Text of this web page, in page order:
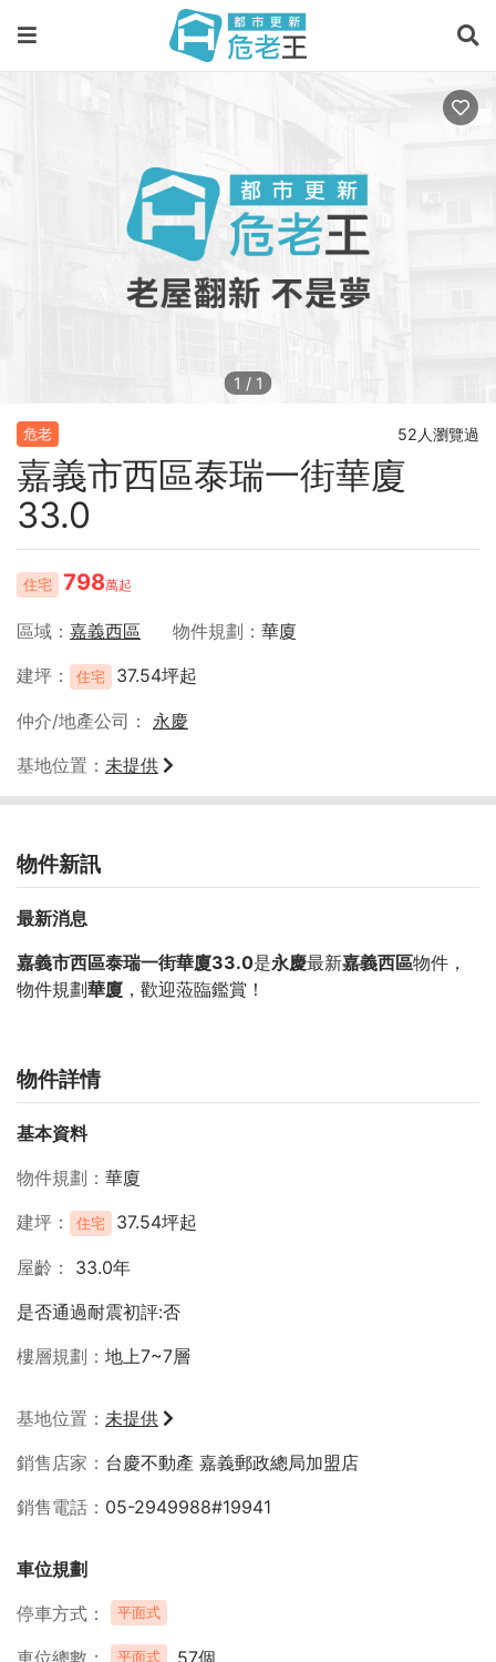
1 / 1
危老 52人瀏覽過
嘉義市西區泰瑞一街華廈
33.0
住宅 798萬起
區域 嘉義西區 物件規劃
華廈
建坪
住宅 37.54坪起
仲介/地產公司
永慶
基地位置
未提供
物件新訊
最新消息
嘉義市西區泰瑞一街華廈33.0是永慶最新嘉義西區物件，
物件規劃華廈 ，歡迎蒞臨鑑賞！
物件詳情
基本資料
物件規劃
華廈
建坪
住宅 37.54坪起
屋齡
33.0年
是否通過耐震初評:否
樓層規劃
地上7~7層
基地位置
未提供
銷售店家
台慶不動產 嘉義郵政總局加盟店
銷售電話
05-2949988#19941
車位規劃
停車方式
平面式
車位總數 平面式 57個